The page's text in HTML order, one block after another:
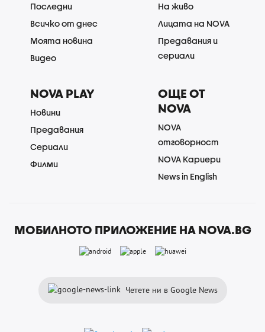
Последни
Всичко от днес
Моята новина
Видео
На живо
Лицата на NOVA
Предавания и
сериали
NOVA PLAY
Новини
Предавания
Сериали
Филми
ОЩЕ ОТ
NOVA
NOVA
отговорност
NOVA Кариери
News in English
МОБИЛНОТО ПРИЛОЖЕНИЕ НА NOVA.BG
Четете ни в Google News